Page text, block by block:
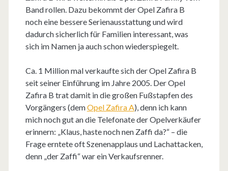
Band rollen. Dazu bekommt der Opel Zafira B
noch eine bessere Serienausstattung und wird
dadurch sicherlich für Familien interessant, was
sich im Namen ja auch schon wiederspiegelt.
Ca. 1 Million mal verkaufte sich der Opel Zafira B
seit seiner Einführung im Jahre 2005. Der Opel
Zafira B trat damit in die großen Fußstapfen des
Vorgängers (demOpel Zafira A), denn ich kann
mich noch gut an die Telefonate der Opelverkäufer
erinnern: „Klaus, haste noch nen Zaffi da?“ – die
Frage erntete oft Szenenapplaus und Lachattacken,
denn „der Zaffi“ war ein Verkaufsrenner.